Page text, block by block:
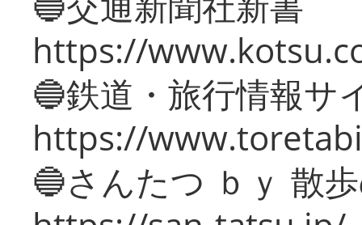
https://
🔵鉄道・旅行情報サ
https://
🔵さんたつ ｂｙ 散